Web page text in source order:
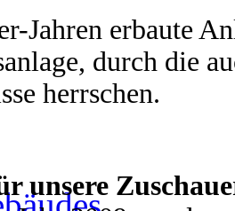
Jahren erbaute
durch die
herrschen.
unsere